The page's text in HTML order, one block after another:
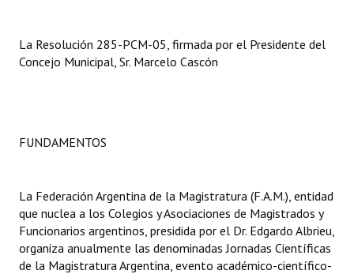
DOCUMENTOS
Actas de Sesión
Informes de Unidad Coordinadora
Ejecución Presupuestaria
La Resolución 285-PCM-05, firmada por el Presidente del
Concejo Municipal, Sr. Marcelo Cascón
FUNDAMENTOS
La Federación Argentina de la Magistratura (F.A.M.), entidad
que nuclea a los Colegios y Asociaciones de Magistrados y
Funcionarios argentinos, presidida por el Dr. Edgardo Albrieu,
organiza anualmente las denominadas Jornadas Científicas
de la Magistratura Argentina, evento académico-científico-